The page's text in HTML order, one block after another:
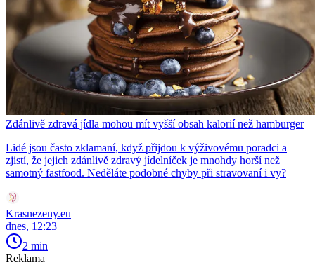
Zdánlivě zdravá jídla mohou mít vyšší obsah kalorií než hamburger
Lidé jsou často zklamaní, když přijdou k výživovému poradci a
zjistí, že jejich zdánlivě zdravý jídelníček je mnohdy horší než
samotný fastfood. Neděláte podobné chyby při stravovaní i vy?
Krasnezeny.eu
dnes, 12:23
2 min
Reklama